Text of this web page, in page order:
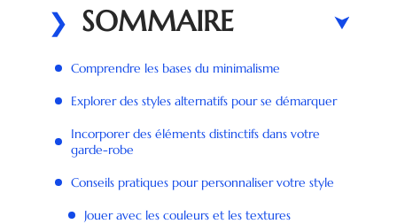
SOMMAIRE
Comprendre les bases du minimalisme
Explorer des styles alternatifs pour se démarquer
Incorporer des éléments distinctifs dans votre
garde-robe
Conseils pratiques pour personnaliser votre style
Jouer avec les couleurs et les textures